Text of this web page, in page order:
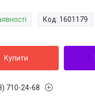
Код: 1601179
Купити
710-24-68